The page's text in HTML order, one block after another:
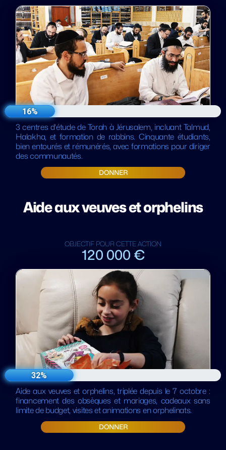
16%
3 centres d'étude de Torah à Jérusalem, incluant Talmud,
Halakha, et formation de rabbins. Cinquante étudiants,
bien entourés et rémunérés, avec formations pour diriger
des communautés.
DONNER
Aide aux veuves et orphelins
OBJECTIF POUR CETTE ACTION
120 000 €
32%
Aide aux veuves et orphelins, triplée depuis le 7 octobre :
financement des obsèques et mariages, cadeaux sans
limite de budget, visites et animations en orphelinats.
DONNER